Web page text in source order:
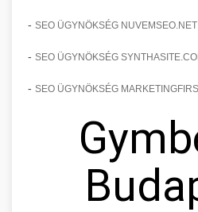
- SEO ÜGYNÖKSÉG NUVEMSEO.NET
- SEO ÜGYNÖKSÉG
- SEO ÜGYNÖKSÉG